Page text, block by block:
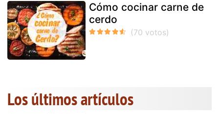
Cómo cocinar carne de
cerdo
Los últimos artículos